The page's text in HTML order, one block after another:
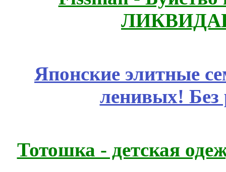
Японские элитные
ленивых!
Тотошка - детская